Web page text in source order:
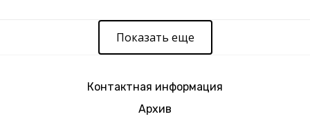
Показать еще
Контактная информация
Архив